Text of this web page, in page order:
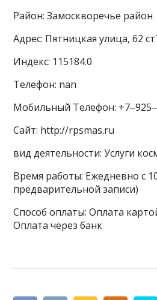
Район: Замоскворечье район
Адрес: Пятницкая улица, 62
Индекс: 115184.0
Телефон: nan
Мобильный Телефон:
Сайт: http://rpsmas.ru
вид деятельности: Услуги
Время работы: Ежедневно с
предварительной записи)
Способ оплаты: Оплата
Оплата через банк